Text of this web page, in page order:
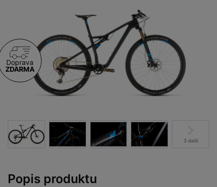
Doprava
ZDARMA
3 další
Popis produktu